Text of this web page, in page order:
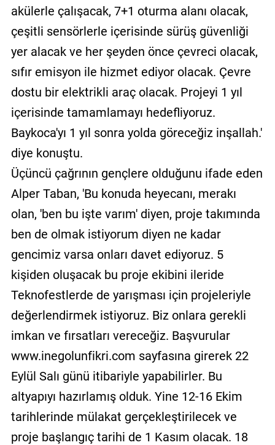
akülerle çalışacak, 7+1 oturma alanı olacak,
çeşitli sensörlerle içerisinde sürüş güvenliği
yer alacak ve her şeyden önce çevreci olacak,
sıfır emisyon ile hizmet ediyor olacak. Çevre
dostu bir elektrikli araç olacak. Projeyi 1 yıl
içerisinde tamamlamayı hedefliyoruz.
Baykoca'yı 1 yıl sonra yolda göreceğiz inşallah.'
diye konuştu.
Üçüncü çağrının gençlere olduğunu ifade eden
Alper Taban, 'Bu konuda heyecanı, merakı
olan, 'ben bu işte varım' diyen, proje takımında
ben de olmak istiyorum diyen ne kadar
gencimiz varsa onları davet ediyoruz. 5
kişiden oluşacak bu proje ekibini ileride
Teknofestlerde de yarışması için projeleriyle
değerlendirmek istiyoruz. Biz onlara gerekli
imkan ve fırsatları vereceğiz. Başvurular
www.inegolunfikri.com sayfasına girerek 22
Eylül Salı günü itibariyle yapabilirler. Bu
altyapıyı hazırlamış olduk. Yine 12-16 Ekim
tarihlerinde mülakat gerçekleştirilecek ve
proje başlangıç tarihi de 1 Kasım olacak. 18